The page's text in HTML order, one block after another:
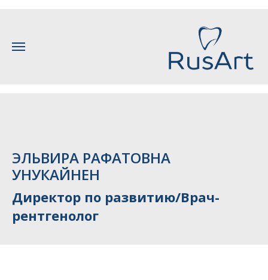
ЭЛЬВИРА РАФАТОВНА
УНУКАЙНЕН
Директор по развитию/Врач-
рентгенолог